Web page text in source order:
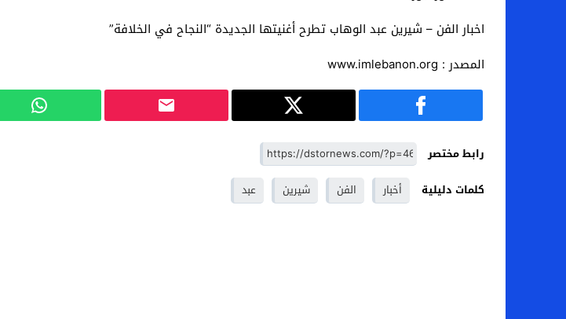
اخبار الفن – شيرين عبد الوهاب تطرح أغنيتها الجديدة “النجاح في الخلافة”
المصدر : www.imlebanon.org
رابط مختصر
كلمات دليلية
أخبار الفن شيرين عبد